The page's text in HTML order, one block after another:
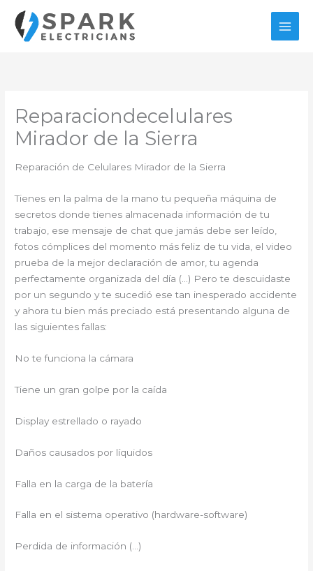
contenido
Reparaciondecelulares
Mirador de la Sierra
Reparación de Celulares Mirador de la Sierra
Tienes en la palma de la mano tu pequeña máquina de
secretos donde tienes almacenada información de tu
trabajo, ese mensaje de chat que jamás debe ser leído,
fotos cómplices del momento más feliz de tu vida, el video
prueba de la mejor declaración de amor, tu agenda
perfectamente organizada del día (…) Pero te descuidaste
por un segundo y te sucedió ese tan inesperado accidente
y ahora tu bien más preciado está presentando alguna de
las siguientes fallas:
No te funciona la cámara
Tiene un gran golpe por la caída
Display estrellado o rayado
Daños causados por líquidos
Falla en la carga de la batería
Falla en el sistema operativo (hardware-software)
Perdida de información (…)